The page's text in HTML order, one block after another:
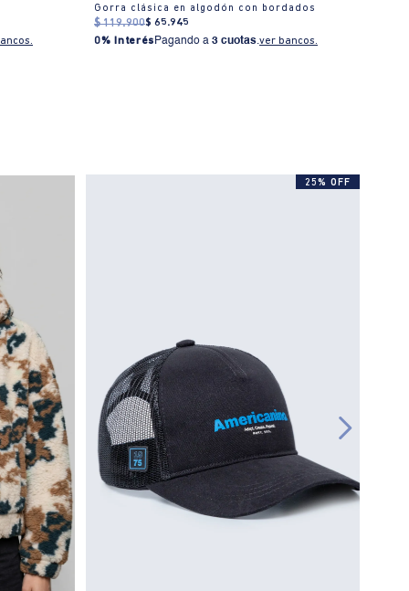
Gorra clásica en algodón con bordados
$ 119.900$ 65.945
0% Interés Pagando a3 cuotas.ver bancos.
25% OFF